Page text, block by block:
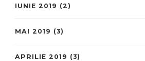
IUNIE 2019 (2)
MAI 2019 (3)
APRILIE 2019 (3)